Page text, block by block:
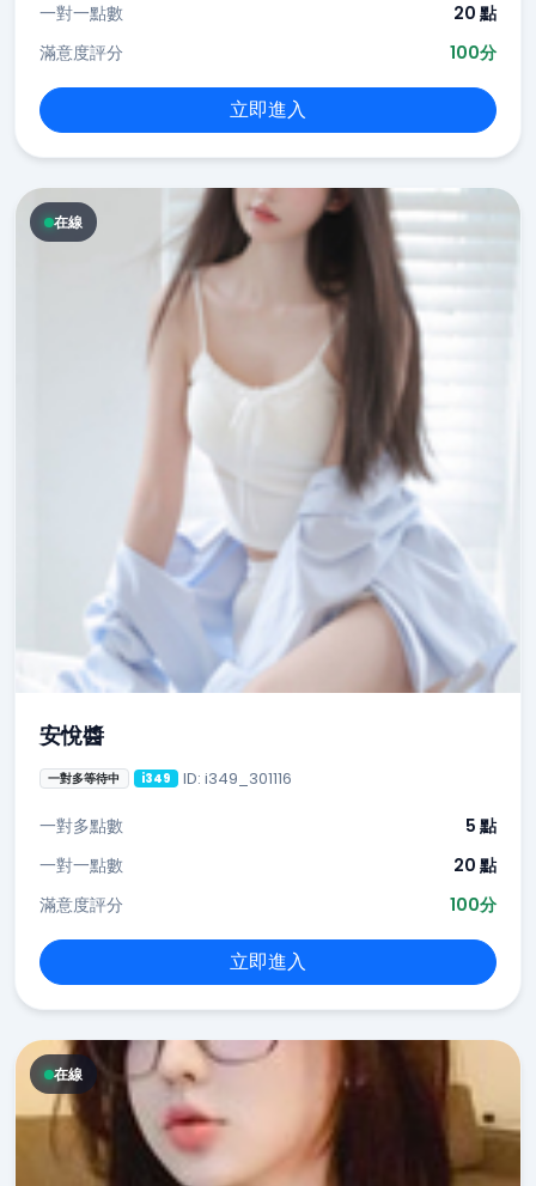
一對一點數
20 點
滿意度評分
100分
立即進入
在線
安悅醬
一對多等待中 i349 ID: i349_301116
一對多點數
5 點
一對一點數
20 點
滿意度評分
100分
立即進入
在線